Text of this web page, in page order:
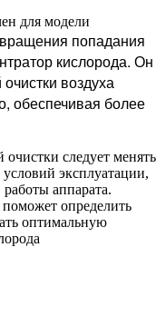
для модели
попадания
кислорода. Он
воздуха
обеспечивая более
следует менять
эксплуатации,
аппарата.
поможет определить
оптимальную